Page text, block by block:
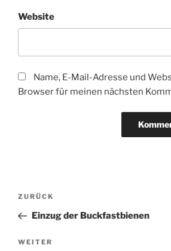
Website
Name, E-Mail-Adresse und
Browser für meinen nächsten
Beitragsnavigation
Vorheriger
Beitrag
ZURÜCK
Einzug der Buckfastbienen
Nächster
WEITER